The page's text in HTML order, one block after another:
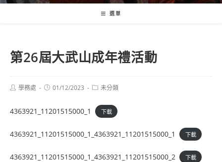
選單
第26屆大武山成年禮活動
Post學務處
Post01/12/2023
Post未分類
4363921_11201515000_1 下載
4363921_11201515000_1_4363921_11201515000_1 下載
4363921_11201515000_1_4363921_11201515000_2 下載